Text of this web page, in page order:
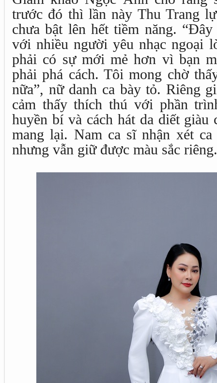
trước đó thì lần này Thu Trang
chưa bật lên hết tiềm năng.
với nhiều người yêu nhạc ngoại
phải có sự mới mẻ hơn vì bạn
phải phá cách. Tôi mong chờ
nữa”, nữ danh ca bày tỏ. Riêng
cảm thấy thích thú với phần
huyền bí và cách hát da diết giàu
mang lại. Nam ca sĩ nhận xét
nhưng vẫn giữ được màu sắc riêng.